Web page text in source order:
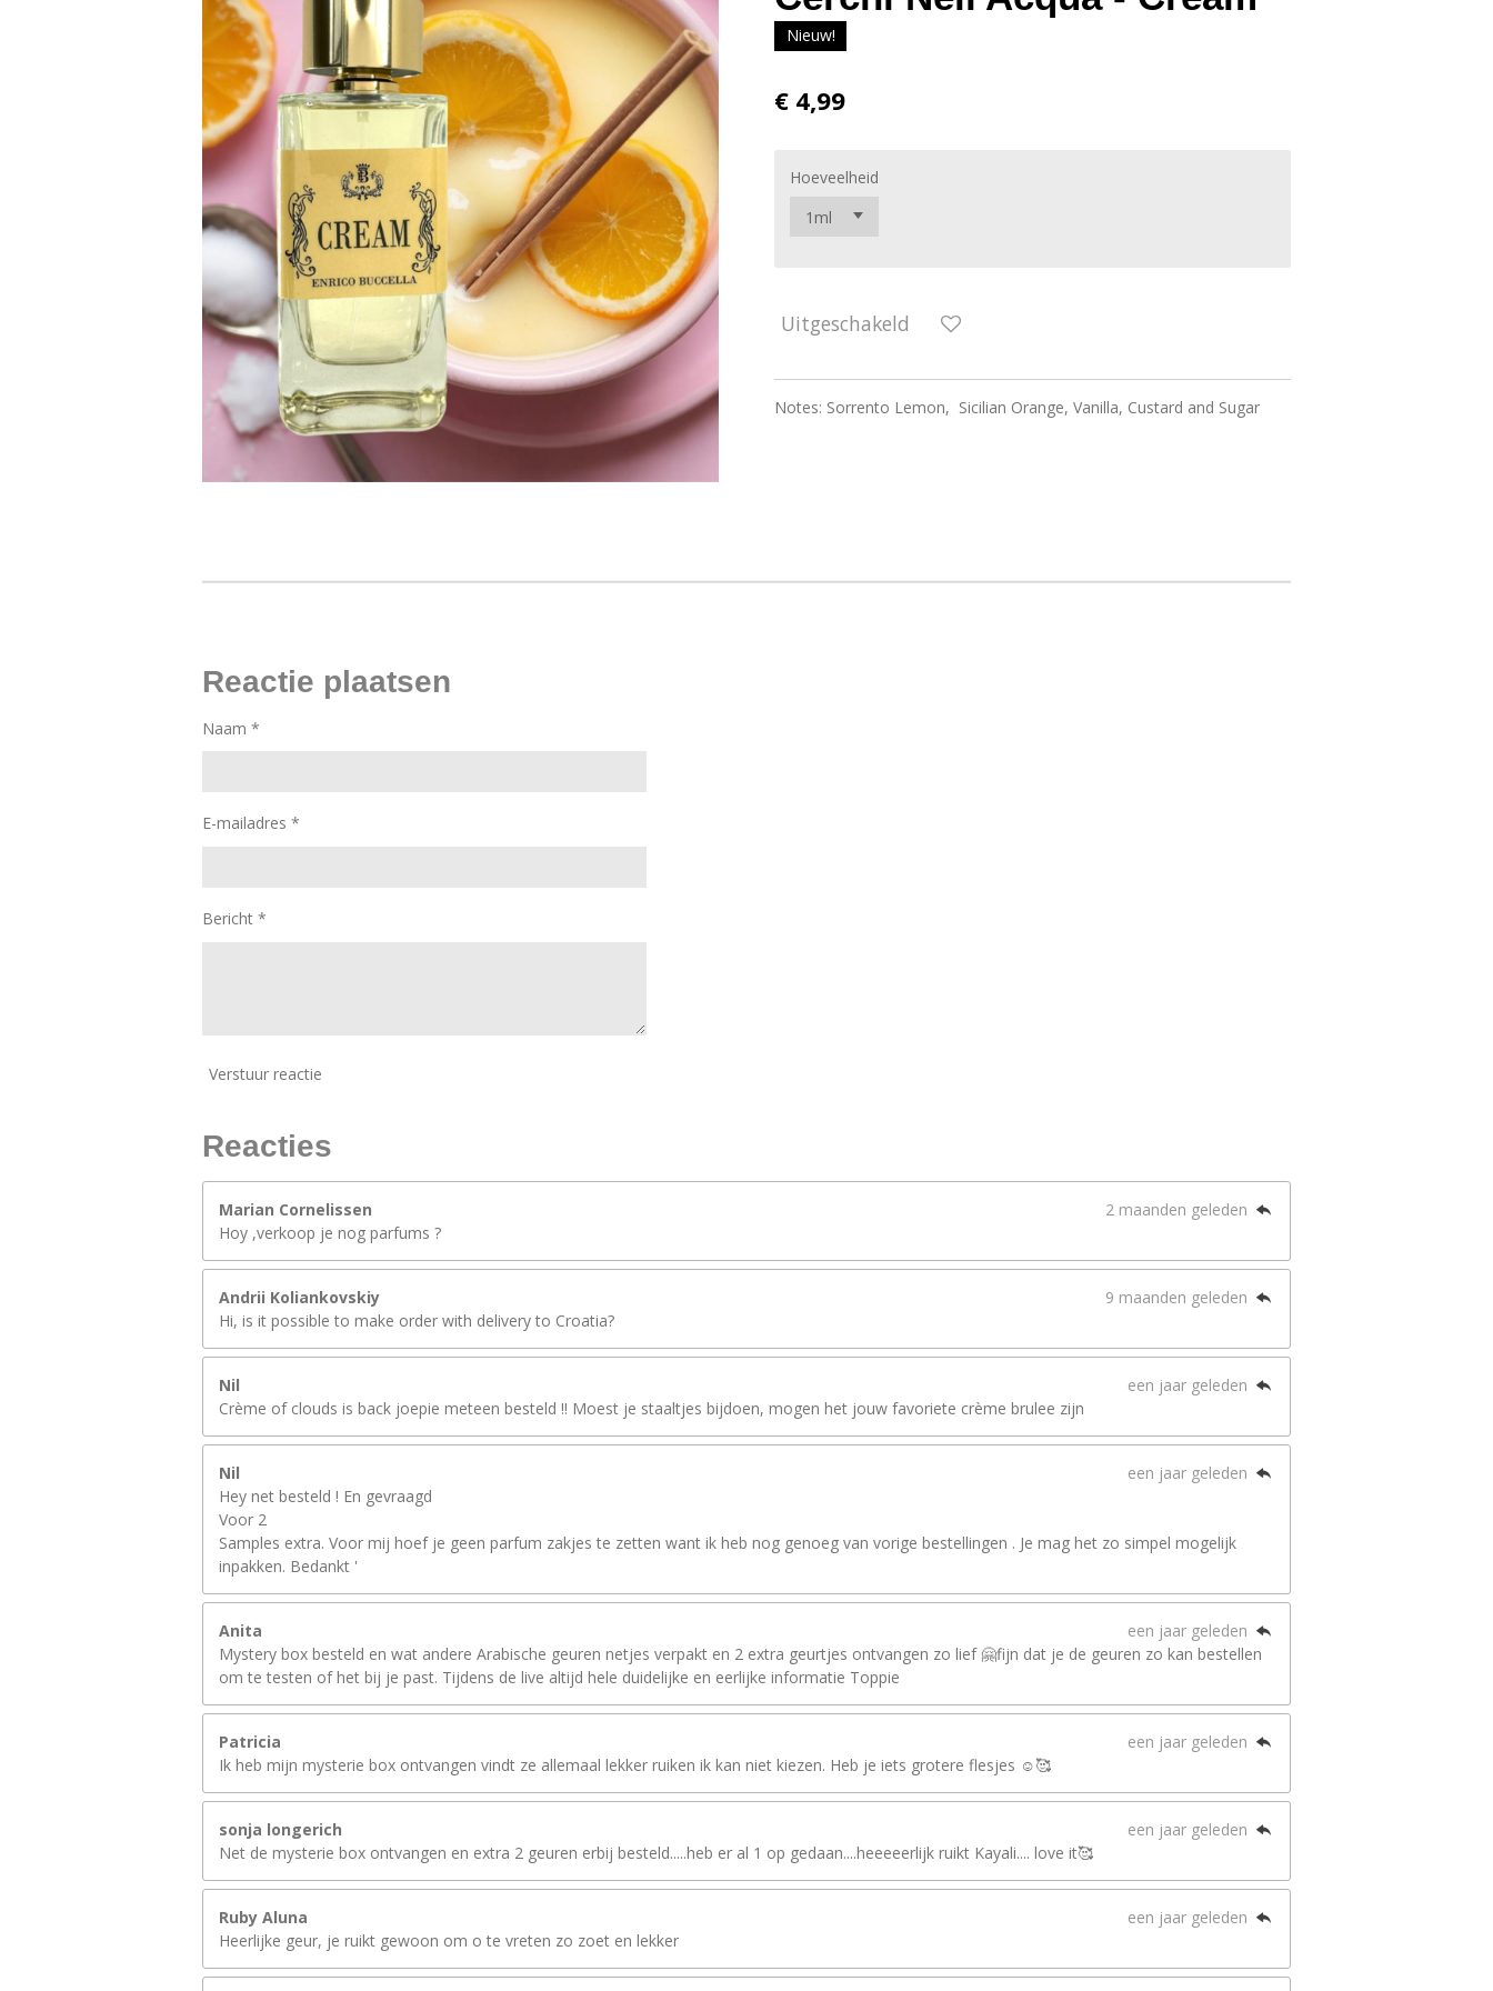
Nieuw!
€ 4,99
Hoeveelheid
Uitgeschakeld
Notes: Sorrento Lemon, Sicilian Orange, Vanilla, Custard and Sugar
Reactie plaatsen
Naam *
E-mailadres *
Bericht *
Verstuur reactie
Reacties
Marian Cornelissen
2 maanden geleden
Hoy ,verkoop je nog parfums ?
Andrii Koliankovskiy
9 maanden geleden
Hi, is it possible to make order with delivery to Croatia?
Nil
een jaar geleden
Crème of clouds is back joepie meteen besteld !! Moest je staaltjes bijdoen, mogen het jouw favoriete crème brulee zijn
Nil
een jaar geleden
Hey net besteld ! En gevraagd
Voor 2
Samples extra. Voor mij hoef je geen parfum zakjes te zetten want ik heb nog genoeg van vorige bestellingen . Je mag het zo simpel mogelijk
inpakken. Bedankt '
Anita
een jaar geleden
Mystery box besteld en wat andere Arabische geuren netjes verpakt en 2 extra geurtjes ontvangen zo lief 🤗fijn dat je de geuren zo kan bestellen
om te testen of het bij je past. Tijdens de live altijd hele duidelijke en eerlijke informatie Toppie
Patricia
een jaar geleden
Ik heb mijn mysterie box ontvangen vindt ze allemaal lekker ruiken ik kan niet kiezen. Heb je iets grotere flesjes ☺️🥰
sonja longerich
een jaar geleden
Net de mysterie box ontvangen en extra 2 geuren erbij besteld.....heb er al 1 op gedaan....heeeeerlijk ruikt Kayali.... love it🥰
Ruby Aluna
een jaar geleden
Heerlijke geur, je ruikt gewoon om o te vreten zo zoet en lekker